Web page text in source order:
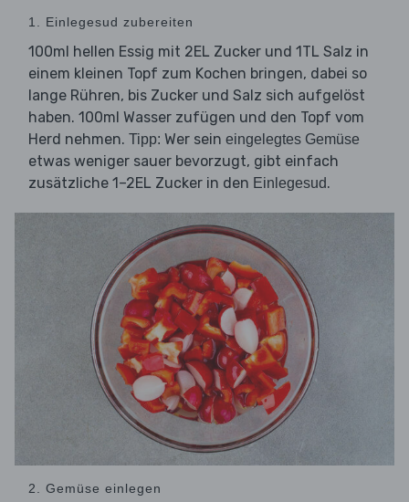
1. Einlegesud zubereiten
100ml hellen Essig mit 2EL Zucker und 1TL Salz in
einem kleinen Topf zum Kochen bringen, dabei so
lange Rühren, bis Zucker und Salz sich aufgelöst
haben. 100ml Wasser zufügen und den Topf vom
Herd nehmen. Tipp: Wer sein eingelegtes Gemüse
etwas weniger sauer bevorzugt, gibt einfach
zusätzliche 1–2EL Zucker in den Einlegesud.
2. Gemüse einlegen